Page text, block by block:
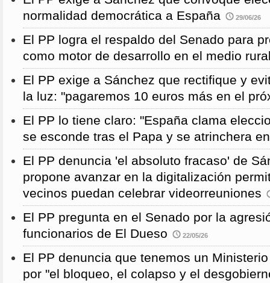
normalidad democrática a España
29/06/26
El PP logra el respaldo del Senado para
como motor de desarrollo en el medio
El PP exige a Sánchez que rectifique y
la luz: "pagaremos 10 euros más en el
El PP lo tiene claro: "España clama
se esconde tras el Papa y se atrinchera
El PP denuncia 'el absoluto fracaso' de
propone avanzar en la digitalización
vecinos puedan celebrar videorreuniones
El PP pregunta en el Senado por la
funcionarios de El Dueso
22/05/26
El PP denuncia que tenemos un
por "el bloqueo, el colapso y el